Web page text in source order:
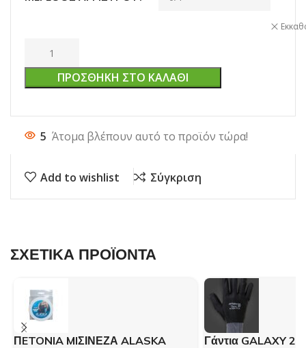
ΠΡΟΣΘΉΚΗ ΣΤΟ ΚΑΛΆΘΙ
5 Άτομα βλέπουν αυτό το προϊόν τώρα!
Add to wishlist Σύγκριση
ΣΧΕΤΙΚΑ ΠΡΟΪΟΝΤΑ
ΠETONIA MIΣΙΝΕΖΑ ALASKA
Γάντια GALAXY